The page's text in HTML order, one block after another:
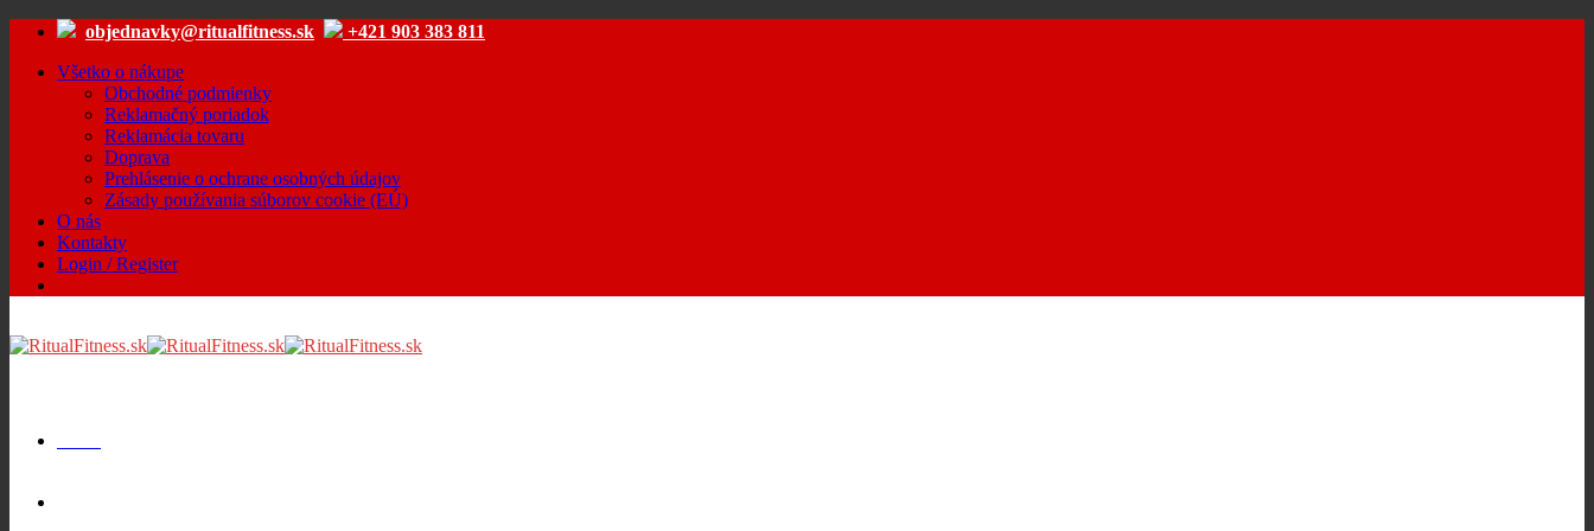
Skip
content
objednavky@ritualfitness.sk
+421 903 383 811
Všetko o nákupe
Obchodné podmienky
Reklamačný poriadok
Reklamácia tovaru
Doprava
Prehlásenie o ochrane osobných údajov
Zásady používania súborov cookie (EÚ)
O nás
Kontakty
Login / Register